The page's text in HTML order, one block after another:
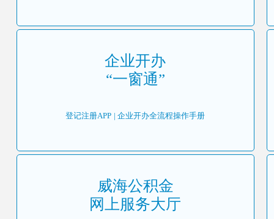
企业开办
“一窗通”
登记注册APP | 企业开办全流程操作手册
威海公积金
网上服务大厅